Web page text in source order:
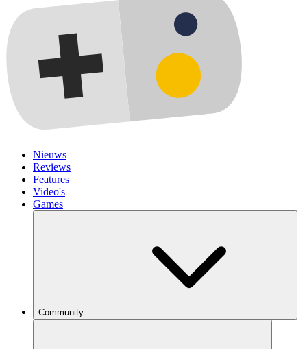
Nieuws
Reviews
Features
Video's
Games
Community